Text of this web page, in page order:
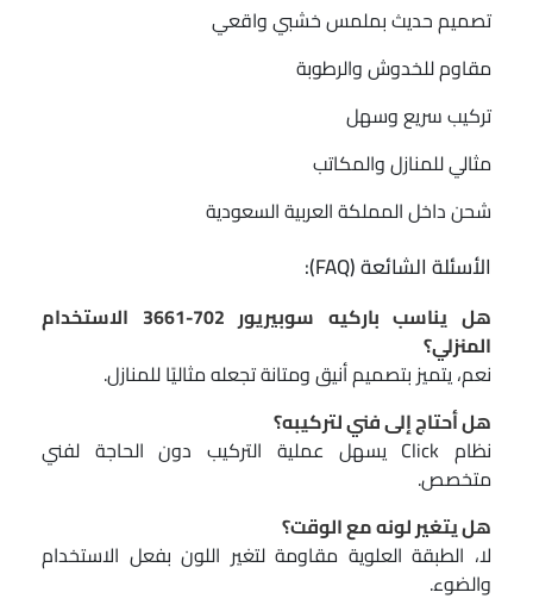
تصميم حديث بملمس خشبي واقعي
مقاوم للخدوش والرطوبة
تركيب سريع وسهل
مثالي للمنازل والمكاتب
شحن داخل المملكة العربية السعودية
الأسئلة الشائعة (FAQ):
هل يناسب باركيه سوبيريور 702-3661 الاستخدام
المنزلي؟
نعم، يتميز بتصميم أنيق ومتانة تجعله مثاليًا للمنازل.
هل أحتاج إلى فني لتركيبه؟
نظام Click يسهل عملية التركيب دون الحاجة لفني
متخصص.
هل يتغير لونه مع الوقت؟
لا، الطبقة العلوية مقاومة لتغير اللون بفعل الاستخدام
والضوء.